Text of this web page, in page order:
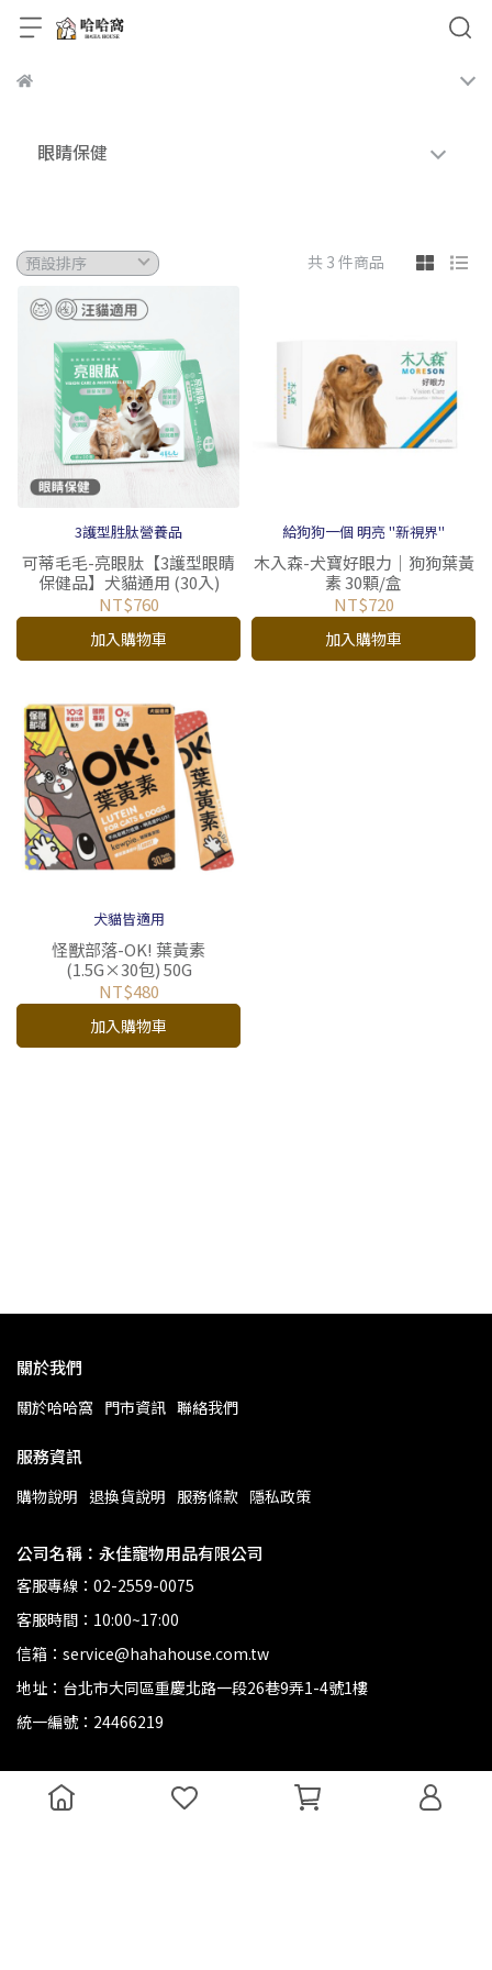
眼睛保健
共 3 件商品
3護型胜肽營養品
可蒂毛毛-亮眼肽【3護型眼睛
保健品】犬貓通用 (30入)
NT$760
加入購物車
給狗狗一個 明亮 "新視界"
木入森-犬寶好眼力｜狗狗葉黃
素 30顆/盒
NT$720
加入購物車
犬貓皆適用
怪獸部落-OK! 葉黃素
(1.5G×30包) 50G
NT$480
加入購物車
關於我們
關於哈哈窩 門市資訊 聯絡我們
服務資訊
購物說明 退換貨說明 服務條款 隱私政策
公司名稱：永佳寵物用品有限公司
客服專線：02-2559-0075
客服時間：10:00~17:00
信箱：service@hahahouse.com.tw
地址：台北市大同區重慶北路一段26巷9弄1-4號1樓
統一編號：24466219